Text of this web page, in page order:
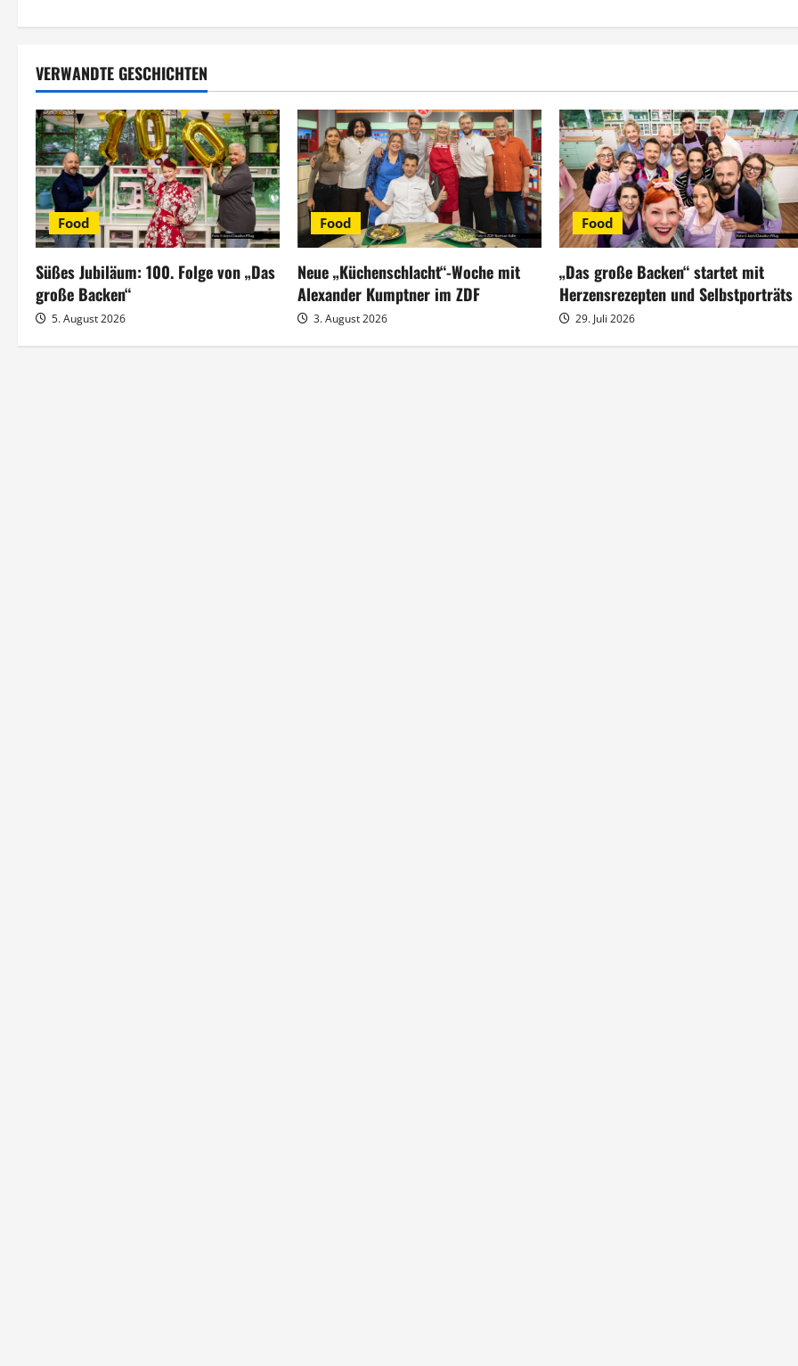
r
a
g
s
n
a
v
i
VERWANDTE GESCHICHTEN
Food
Süßes Jubiläum: 100. Folge von „Das
große Backen“
5. August 2026
Food
Neue „Küchenschlacht“-Woche mit
Alexander Kumptner im ZDF
3. August 2026
Food
„Das große Backen“ startet mit
Herzensrezepten und Selbstporträts
29. Juli 2026